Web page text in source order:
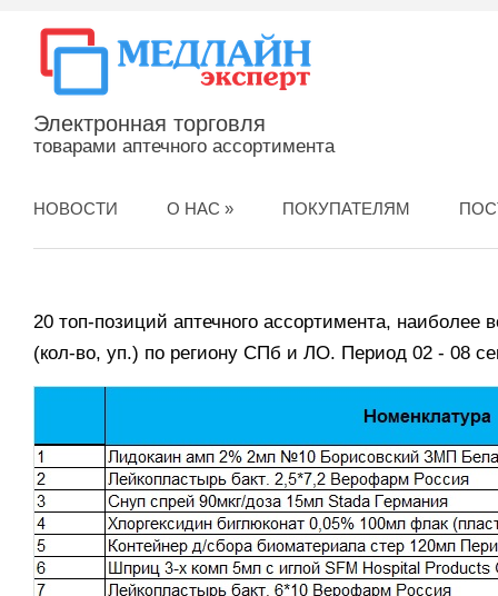
Электронная торговля
товарами аптечного ассортимента
НОВОСТИ О НАС » ПОКУПАТЕЛЯМ
20 топ-позиций аптечного ассортимента, наиболее
(кол-во, уп.) по региону СПб и ЛО. Период 02 - 08